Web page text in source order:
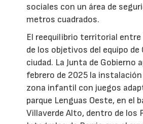
sociales con un área de
metros cuadrados.
El reequilibrio territorial entre
de los objetivos del equipo de
ciudad. La Junta de Gobierno
febrero de 2025 la instalación
zona infantil con juegos
parque Lenguas Oeste, en el
Villaverde Alto, dentro de los